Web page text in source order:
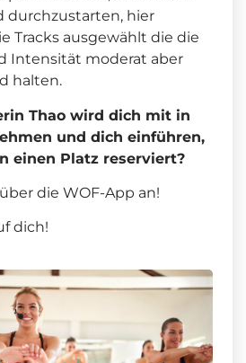
durchzustarten, hier
Tracks ausgewählt die die
Intensität moderat aber
halten.
Thao wird dich mit in
und dich einführen,
einen Platz reserviert?
die WOF-App an!
dich!